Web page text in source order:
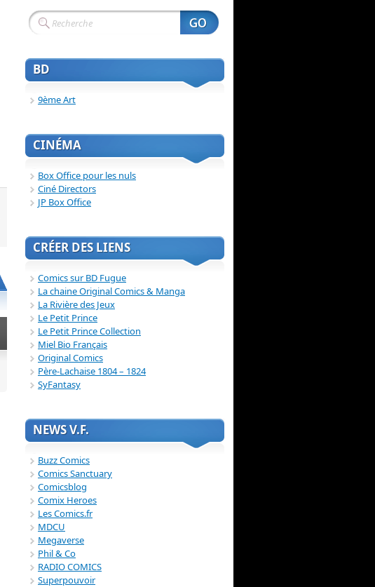
BD
9ème Art
CINÉMA
Box Office pour les nuls
Ciné Directors
JP Box Office
CRÉER DES LIENS
Comics sur BD Fugue
La chaine Original Comics & Manga
La Rivière des Jeux
Le Petit Prince
Le Petit Prince Collection
Miel Bio Français
Original Comics
Père-Lachaise 1804 – 1824
SyFantasy
NEWS V.F.
Buzz Comics
Comics Sanctuary
Comicsblog
Comix Heroes
Les Comics.fr
MDCU
Megaverse
Phil & Co
RADIO COMICS
Superpouvoir